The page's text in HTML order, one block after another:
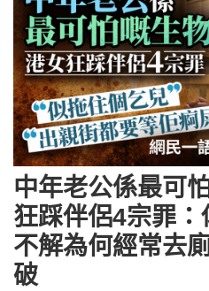
中年老公係最可
狂踩伴侶4宗罪
不解為何經常去
破